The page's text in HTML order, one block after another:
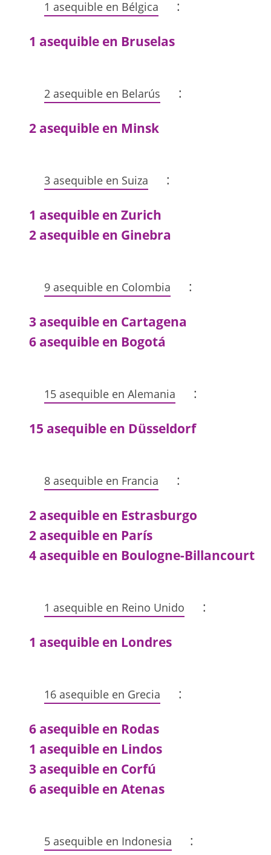
1 asequible en Bélgica :
1 asequible en Bruselas
2 asequible en Belarús :
2 asequible en Minsk
3 asequible en Suiza :
1 asequible en Zurich
2 asequible en Ginebra
9 asequible en Colombia :
3 asequible en Cartagena
6 asequible en Bogotá
15 asequible en Alemania :
15 asequible en Düsseldorf
8 asequible en Francia :
2 asequible en Estrasburgo
2 asequible en París
4 asequible en Boulogne-Billancourt
1 asequible en Reino Unido :
1 asequible en Londres
16 asequible en Grecia :
6 asequible en Rodas
1 asequible en Lindos
3 asequible en Corfú
6 asequible en Atenas
5 asequible en Indonesia :